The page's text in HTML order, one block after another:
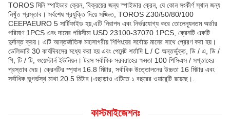
TOROS মিনি স্পাইডার ক্রেন, বিক্রয়ের জন্য স্পাইডার ক্রেন, যে কোন সংকীর্ণ স্থান জন্য
নিখুঁত প্রস্তাব। সর্বশেষ প্রযুক্তি দিয়ে সজ্জিত, TOROS Z30/50/80/100
CEEPAEURO 5 সার্টিফাইড হয়,এটি নিরাপদ এবং নির্ভরযোগ্য করে তোলেন্যূনতম অর্ডার
পরিমাণ 1PCS এবং দামের পরিসীমা USD 23100-37070 1PCS, ক্রেনটি একটি
দুর্দান্ত ক্রয়। এটি আন্তর্জাতিক মহাসাগরীয় শিপিংয়ের সর্বোচ্চ মানের সাথে প্রেরণ করা হয়।
ডেলিভারি 30 কার্যদিবসের মধ্যে করা হয় এবং পেমেন্ট শর্তাদি L / C অন্তর্ভুক্ত, ডি / এ, ডি /
পি, টি / টি, ওয়েস্টার্ন ইউনিয়ন। টরস সর্বাধিক সরবরাহের ক্ষমতা 100 পিসিএস / সপ্তাহের
প্রস্তাব দেয়। ক্রেনটির স্প্যান 16.8 মিটার, সর্বাধিক উত্তোলনের উচ্চতা 16 মিটার এবং
সর্বাধিক ভূগর্ভস্থ মাথা 20.5 মিটার।এছাড়াও এটিতে ১ বছরের ওয়ারেন্টি রয়েছে।.
কাস্টমাইজেশনঃ